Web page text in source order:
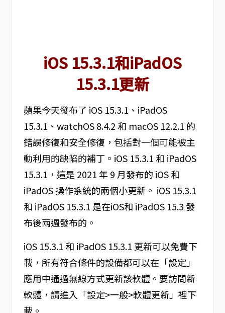
iOS 15.3.1和iPadOS
15.3.1更新
蘋果今天發布了 iOS 15.3.1、iPadOS
15.3.1、watchOS 8.4.2 和 macOS 12.2.1 的
錯誤修復和安全修復，包括對一個可能被主
動利用的缺陷的補丁。iOS 15.3.1 和 iPadOS
15.3.1，這是 2021 年 9 月發布的 iOS 和
iPadOS 操作系統的兩個小更新。 iOS 15.3.1
和 iPadOS 15.3.1 是在iOS和 iPadOS 15.3 發
布後兩週發布的。
iOS 15.3.1 和 iPadOS 15.3.1 更新可以免費下
載，所有符合條件的設備都可以在「設定」
應用中通過無線方式更新該軟體。要訪問新
軟體，請進入「設定>一般>軟體更新」裡下